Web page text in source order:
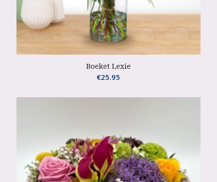
Boeket Lexie
€25.95